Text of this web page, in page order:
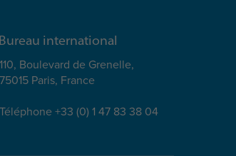
Bureau international
110, Boulevard de Grenelle,
75015 Paris, France
Téléphone +33 (0) 1 47 83 38 04